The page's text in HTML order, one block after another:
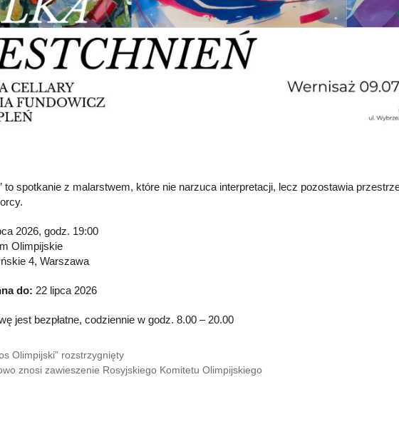
to spotkanie z malarstwem, które nie narzuca interpretacji, lecz pozostawia
2026, godz. 19:00
Olimpijskie
4, Warszawa
do: 22 lipca 2026
jest bezpłatne, codziennie w godz. 8.00 – 20.00
Olimpijski” rozstrzygnięty
znosi zawieszenie Rosyjskiego Komitetu Olimpijskiego